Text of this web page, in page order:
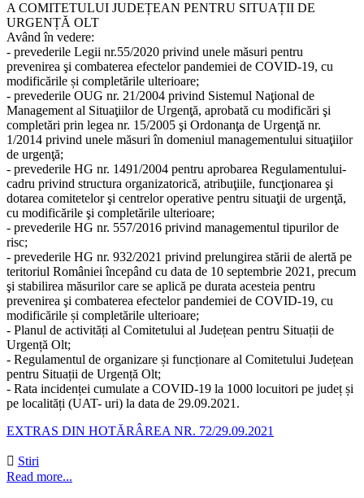
A COMITETULUI JUDEȚEAN PENTRU SITUAȚII DE
URGENȚĂ OLT
Având în vedere:
- prevederile Legii nr.55/2020 privind unele măsuri pentru
prevenirea şi combaterea efectelor pandemiei de COVID-19, cu
modificările și completările ulterioare;
- prevederile OUG nr. 21/2004 privind Sistemul Naţional de
Management al Situaţiilor de Urgenţă, aprobată cu modificări şi
completări prin legea nr. 15/2005 şi Ordonanţa de Urgenţă nr.
1/2014 privind unele măsuri în domeniul managementului situaţiilor
de urgenţă;
- prevederile HG nr. 1491/2004 pentru aprobarea Regulamentului-
cadru privind structura organizatorică, atribuţiile, funcţionarea şi
dotarea comitetelor şi centrelor operative pentru situaţii de urgenţă,
cu modificările şi completările ulterioare;
- prevederile HG nr. 557/2016 privind managementul tipurilor de
risc;
- prevederile HG nr. 932/2021 privind prelungirea stării de alertă pe
teritoriul României începând cu data de 10 septembrie 2021, precum
şi stabilirea măsurilor care se aplică pe durata acesteia pentru
prevenirea şi combaterea efectelor pandemiei de COVID-19, cu
modificările și completările ulterioare;
- Planul de activități al Comitetului al Județean pentru Situații de
Urgență Olt;
- Regulamentul de organizare și funcționare al Comitetului Județean
pentru Situații de Urgență Olt;
- Rata incidenței cumulate a COVID-19 la 1000 locuitori pe județ și
pe localități (UAT- uri) la data de 29.09.2021.
EXTRAS DIN HOTĂRÂREA NR. 72/29.09.2021
 Stiri
Read more...